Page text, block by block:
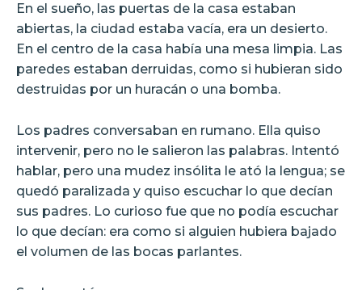
En el sueño, las puertas de la casa estaban
abiertas, la ciudad estaba vacía, era un desierto.
En el centro de la casa había una mesa limpia. Las
paredes estaban derruidas, como si hubieran sido
destruidas por un huracán o una bomba.
Los padres conversaban en rumano. Ella quiso
intervenir, pero no le salieron las palabras. Intentó
hablar, pero una mudez insólita le ató la lengua; se
quedó paralizada y quiso escuchar lo que decían
sus padres. Lo curioso fue que no podía escuchar
lo que decían: era como si alguien hubiera bajado
el volumen de las bocas parlantes.